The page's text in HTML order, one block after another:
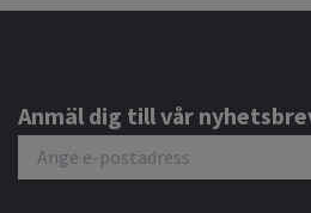
Anmäl dig till vår